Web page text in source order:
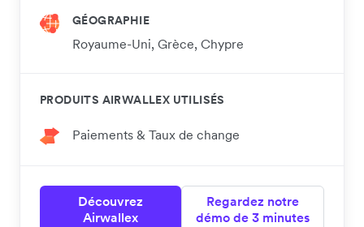
GÉOGRAPHIE
Royaume-Uni, Grèce, Chypre
PRODUITS AIRWALLEX UTILISÉS
Paiements & Taux de change
Découvrez
Airwallex
Regardez notre
démo de 3 minutes